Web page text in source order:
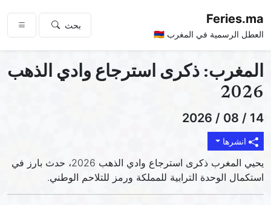
Feries.ma
العطل الرسمية في المغرب 🇲🇦
بحث
المغرب: ذكرى استرجاع وادي الذهب
2026
14 / 08 / 2026
انشرها
يحيي المغرب ذكرى استرجاع وادي الذهب 2026، حدث بارز في
استكمال الوحدة الترابية للمملكة ورمز للتلاحم الوطني.